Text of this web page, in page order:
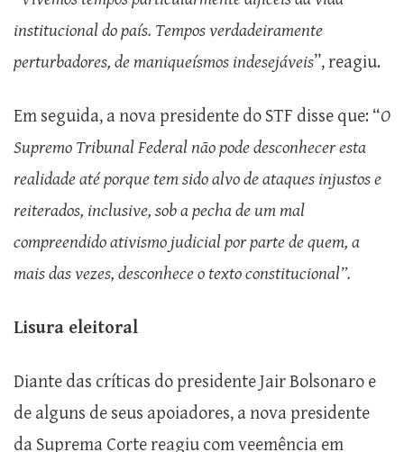
institucional do país. Tempos verdadeiramente
perturbadores, de maniqueísmos indesejáveis”, reagiu.
Em seguida, a nova presidente do STF disse que: “O
Supremo Tribunal Federal não pode desconhecer esta
realidade até porque tem sido alvo de ataques injustos e
reiterados, inclusive, sob a pecha de um mal
compreendido ativismo judicial por parte de quem, a
mais das vezes, desconhece o texto constitucional”.
Lisura eleitoral
Diante das críticas do presidente Jair Bolsonaro e
de alguns de seus apoiadores, a nova presidente
da Suprema Corte reagiu com veemência em